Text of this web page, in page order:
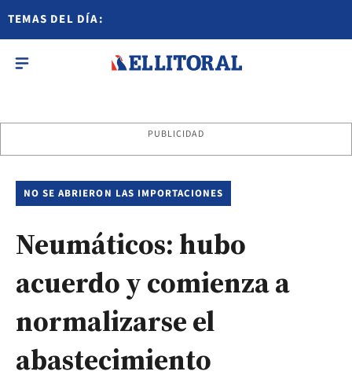
TEMAS DEL DÍA:
PUBLICIDAD
NO SE ABRIERON LAS IMPORTACIONES
Neumáticos: hubo
acuerdo y comienza a
normalizarse el
abastecimiento